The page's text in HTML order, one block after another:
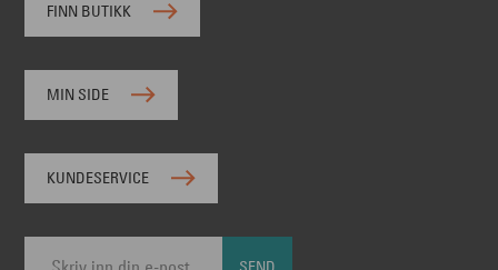
FINN BUTIKK
MIN SIDE
KUNDESERVICE